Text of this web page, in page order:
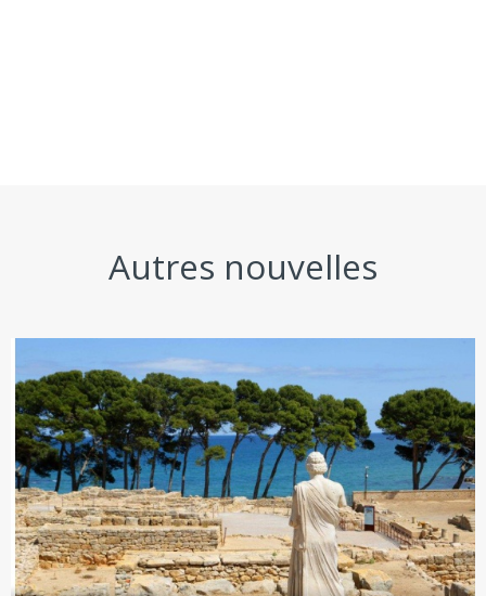
Autres nouvelles